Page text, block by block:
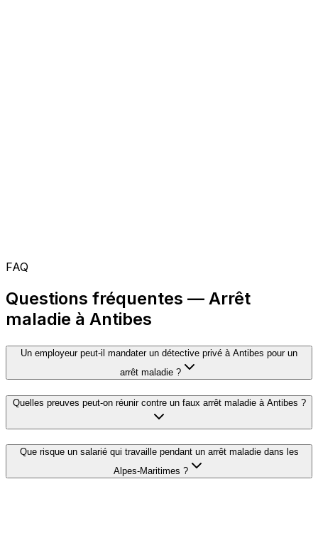
FAQ
Questions fréquentes — Arrêt
maladie à Antibes
Un employeur peut-il mandater un détective privé à Antibes pour un
arrêt maladie ?
Quelles preuves peut-on réunir contre un faux arrêt maladie à Antibes ?
Que risque un salarié qui travaille pendant un arrêt maladie dans les
Alpes-Maritimes ?